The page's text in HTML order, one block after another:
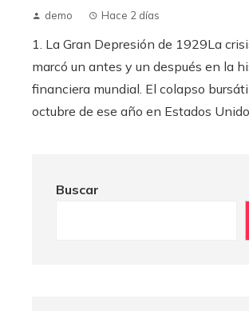
demo Hace 2 días
1. La Gran Depresión de 1929La
marcó un antes y un después en la
financiera mundial. El colapso
octubre de ese año en Estados
Buscar